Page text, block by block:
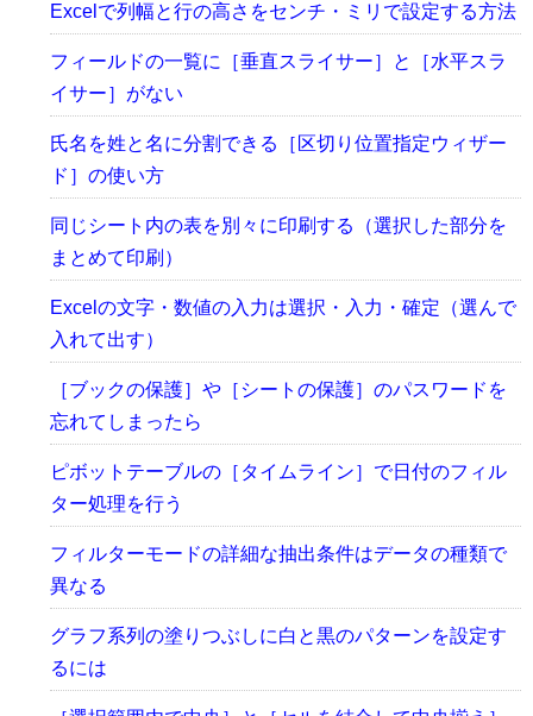
Excelで列幅と行の高さをセンチ・ミリで設定する方法
フィールドの一覧に［垂直スライサー］と［水平スラ
イサー］がない
氏名を姓と名に分割できる［区切り位置指定ウィザー
ド］の使い方
同じシート内の表を別々に印刷する（選択した部分を
まとめて印刷）
Excelの文字・数値の入力は選択・入力・確定（選んで
入れて出す）
［ブックの保護］や［シートの保護］のパスワードを
忘れてしまったら
ピボットテーブルの［タイムライン］で日付のフィル
ター処理を行う
フィルターモードの詳細な抽出条件はデータの種類で
異なる
グラフ系列の塗りつぶしに白と黒のパターンを設定す
るには